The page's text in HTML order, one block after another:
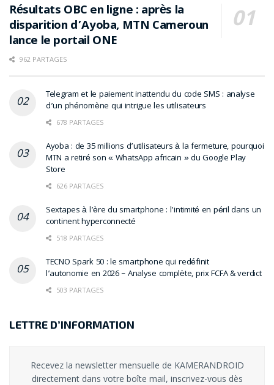
Résultats OBC en ligne : après la
disparition d’Ayoba, MTN Cameroun
lance le portail ONE
962 PARTAGES
Telegram et le paiement inattendu du code SMS : analyse
d’un phénomène qui intrigue les utilisateurs
678 PARTAGES
Ayoba : de 35 millions d’utilisateurs à la fermeture, pourquoi
MTN a retiré son « WhatsApp africain » du Google Play
Store
626 PARTAGES
Sextapes à l’ère du smartphone : l’intimité en péril dans un
continent hyperconnecté
518 PARTAGES
TECNO Spark 50 : le smartphone qui redéfinit
l’autonomie en 2026 – Analyse complète, prix FCFA & verdict
503 PARTAGES
LETTRE D’INFORMATION
Recevez la newsletter mensuelle de KAMERANDROID
directement dans votre boîte mail, inscrivez-vous dès